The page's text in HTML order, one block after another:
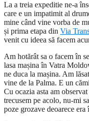
La a treia expeditie ne-a
care e un impatimit al
mine când vine vorba de
și prima etapa din Via
venit cu ideea să facem
Am hotărât sa o facem în
lasa mașina în Vatra
ne duca la mașina. Am
vine de la Palma. E un
Cu ocazia asta am
trecusem pe acolo, nu-mi
poze grozave deoarece